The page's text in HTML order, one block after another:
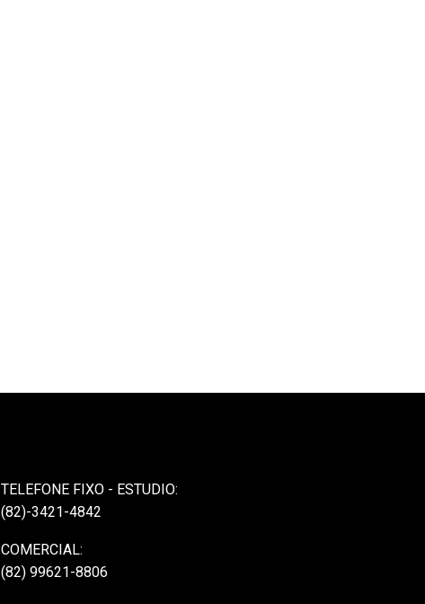
TELEFONE FIXO - ESTUDIO:
(82)-3421-4842
COMERCIAL:
(82) 99621-8806